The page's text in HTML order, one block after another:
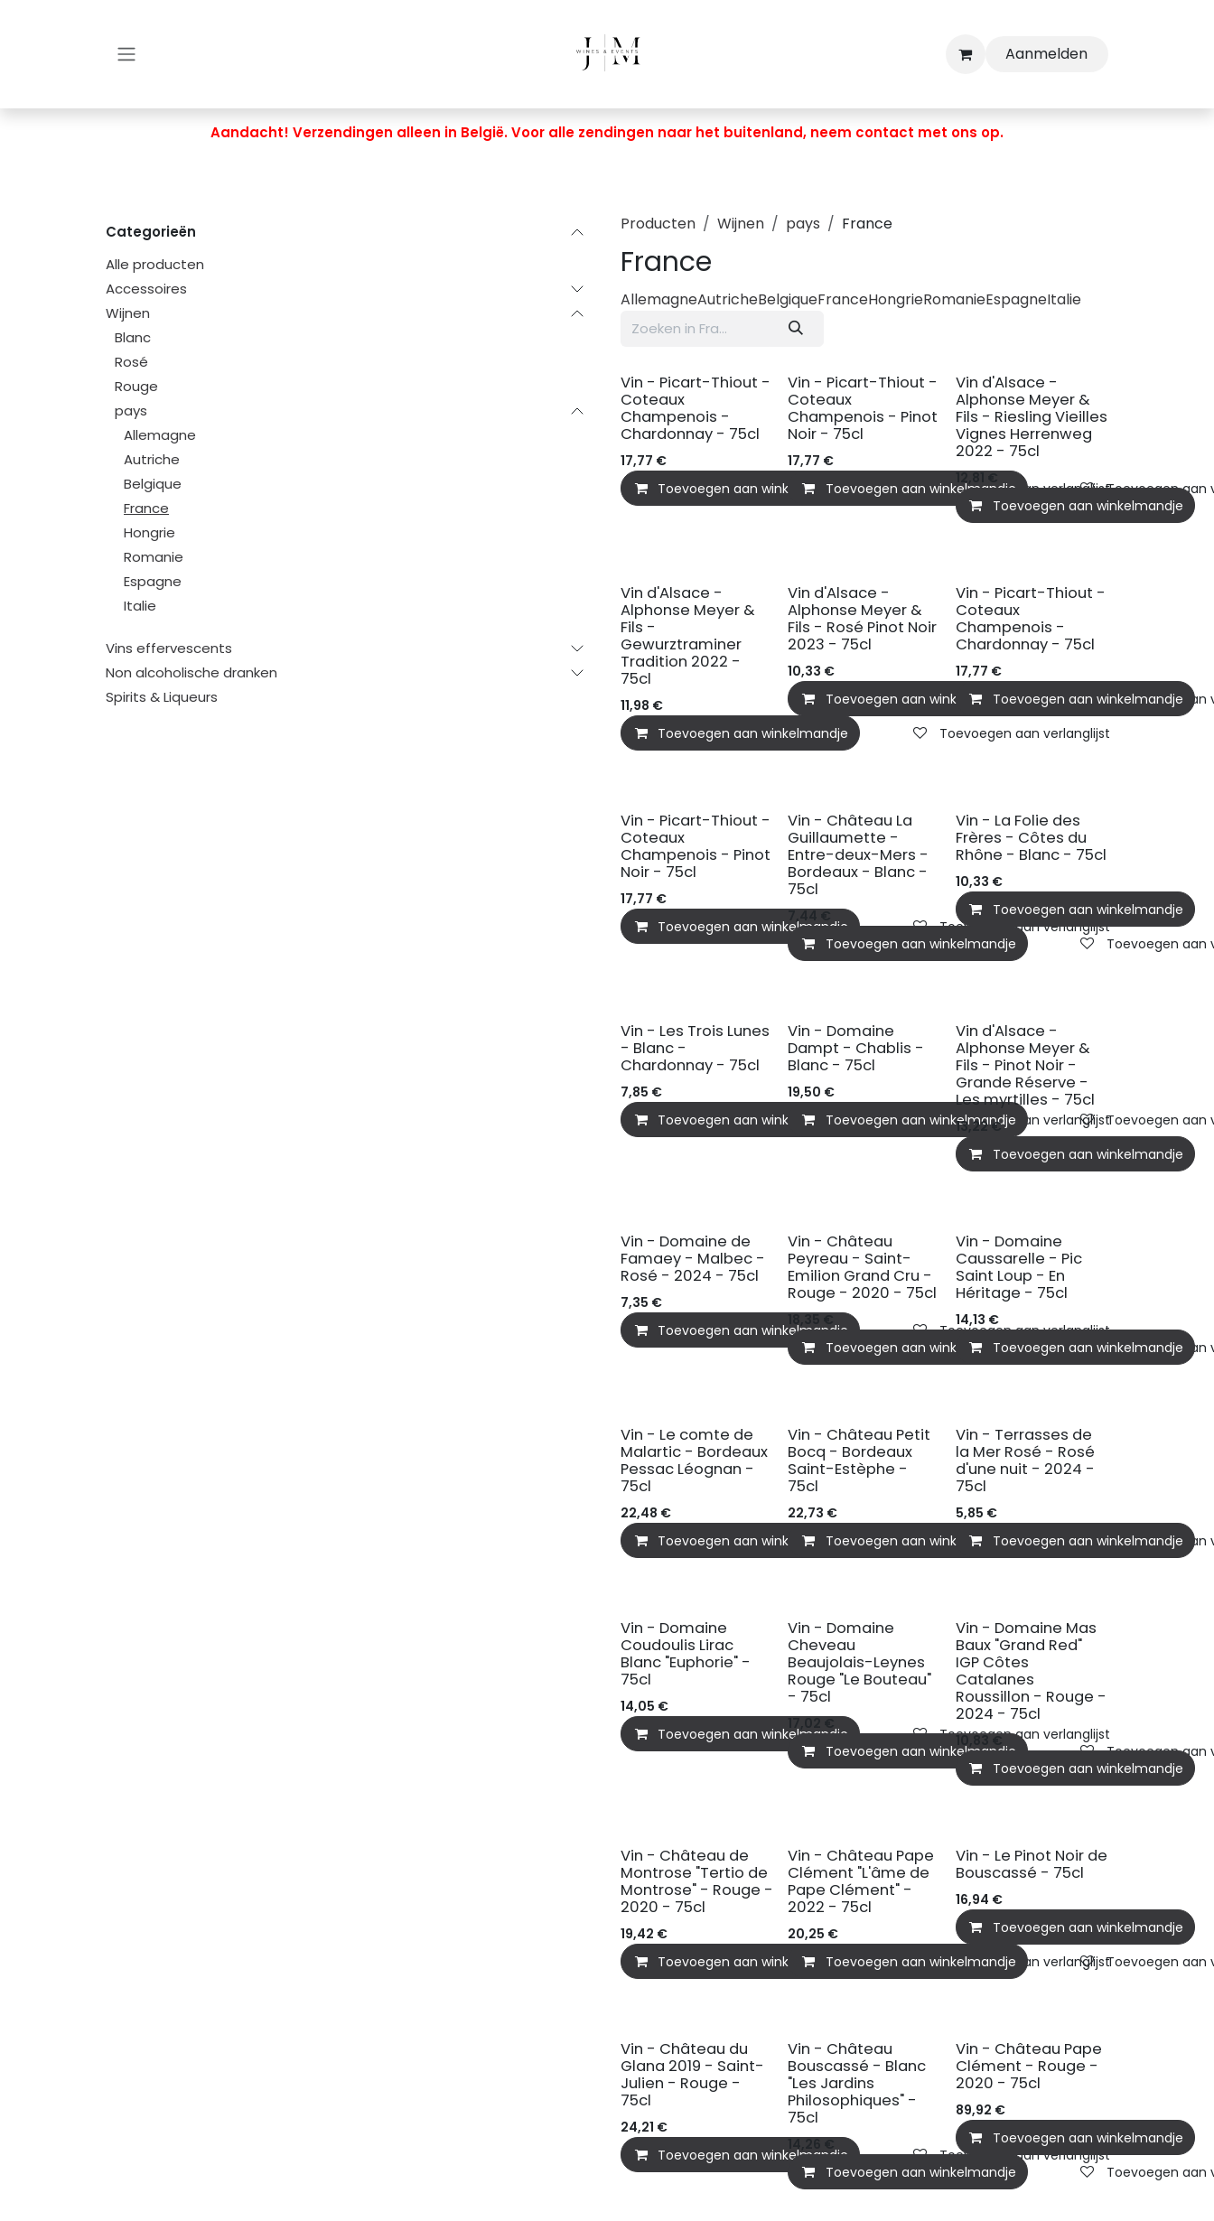
Aanmelden
Aandacht! Verzendingen alleen in België. Voor alle zendingen naar het buitenland, neem contact met ons op.
Categorieën
Alle producten
Accessoires
Wijnen
Blanc
Rosé
Rouge
pays
Allemagne
Autriche
Belgique
France
Hongrie
Romanie
Espagne
Italie
Vins effervescents
Non alcoholische dranken
Spirits & Liqueurs
Producten Wijnen pays France
France
AllemagneAutricheBelgiqueFranceHongrieRomanieEspagneItalie
Vin - Picart-Thiout -
Coteaux
Champenois -
Chardonnay - 75cl
17,77 €
Toevoegen aan winkelmandje
Toevoegen aan verlanglijst
Vin - Picart-Thiout -
Coteaux
Champenois - Pinot
Noir - 75cl
17,77 €
Toevoegen aan winkelmandje
Toevoegen aan
Vin d'Alsace -
Alphonse Meyer &
Fils - Riesling Vieilles
Vignes Herrenweg
2022 - 75cl
12,81 €
Toevoegen aan winkelmandje
Vin d'Alsace -
Alphonse Meyer &
Fils -
Gewurztraminer
Tradition 2022 -
75cl
11,98 €
Toevoegen aan winkelmandje
Toevoegen aan verlanglijst
Vin d'Alsace -
Alphonse Meyer &
Fils - Rosé Pinot Noir
2023 - 75cl
10,33 €
Toevoegen aan winkelmandje
Toevoegen aan
Vin - Picart-Thiout -
Coteaux
Champenois -
Chardonnay - 75cl
17,77 €
Toevoegen aan winkelmandje
Vin - Picart-Thiout -
Coteaux
Champenois - Pinot
Noir - 75cl
17,77 €
Toevoegen aan winkelmandje
Toevoegen aan verlanglijst
Vin - Château La
Guillaumette -
Entre-deux-Mers -
Bordeaux - Blanc -
75cl
7,44 €
Toevoegen aan winkelmandje
Toevoegen aan
Vin - La Folie des
Frères - Côtes du
Rhône - Blanc - 75cl
10,33 €
Toevoegen aan winkelmandje
Vin - Les Trois Lunes
- Blanc -
Chardonnay - 75cl
7,85 €
Toevoegen aan winkelmandje
Toevoegen aan verlanglijst
Vin - Domaine
Dampt - Chablis -
Blanc - 75cl
19,50 €
Toevoegen aan winkelmandje
Toevoegen aan
Vin d'Alsace -
Alphonse Meyer &
Fils - Pinot Noir -
Grande Réserve -
Les myrtilles - 75cl
13,22€
Toevoegen aan winkelmandje
Vin - Domaine de
Famaey - Malbec -
Rosé - 2024 - 75cl
7,35 €
Toevoegen aan winkelmandje
Toevoegen aan verlanglijst
Vin - Château
Peyreau - Saint-
Emilion Grand Cru -
Rouge - 2020 - 75cl
18,35 €
Toevoegen aan winkelmandje
Toevoegen aan
Vin - Domaine
Caussarelle - Pic
Saint Loup - En
Héritage - 75cl
14,13 €
Toevoegen aan winkelmandje
Vin - Le comte de
Malartic - Bordeaux
Pessac Léognan -
75cl
22,48 €
Toevoegen aan winkelmandje
Toevoegen aan verlanglijst
Vin - Château Petit
Bocq - Bordeaux
Saint-Estèphe -
75cl
22,73 €
Toevoegen aan winkelmandje
Toevoegen aan
Vin - Terrasses de
la Mer Rosé - Rosé
d'une nuit - 2024 -
75cl
5,85 €
Toevoegen aan winkelmandje
Vin - Domaine
Coudoulis Lirac
Blanc "Euphorie" -
75cl
14,05 €
Toevoegen aan winkelmandje
Toevoegen aan verlanglijst
Vin - Domaine
Cheveau
Beaujolais-Leynes
Rouge "Le Bouteau"
- 75cl
17,02
€
Toevoegen aan winkelmandje
Toevoegen aan
Vin - Domaine Mas
Baux "Grand Red"
IGP Côtes
Catalanes
Roussillon - Rouge -
2024 - 75cl
10,83 €
Toevoegen aan winkelmandje
Vin - Château de
Montrose "Tertio de
Montrose" - Rouge -
2020 - 75cl
19,42 €
Toevoegen aan winkelmandje
Toevoegen aan verlanglijst
Vin - Château Pape
Clément "L'âme de
Pape Clément" -
2022 - 75cl
20,25 €
Toevoegen aan winkelmandje
Toevoegen aan
Vin - Le Pinot Noir de
Bouscassé - 75cl
16,94 €
Toevoegen aan winkelmandje
Vin - Château du
Glana 2019 - Saint-
Julien - Rouge -
75cl
24,21 €
Toevoegen aan winkelmandje
Toevoegen aan verlanglijst
Vin - Château
Bouscassé - Blanc
"Les Jardins
Philosophiques" -
75cl
14,26 €
Toevoegen aan winkelmandje
Toevoegen aan
Vin - Château Pape
Clément - Rouge -
2020 - 75cl
89,92 €
Toevoegen aan winkelmandje